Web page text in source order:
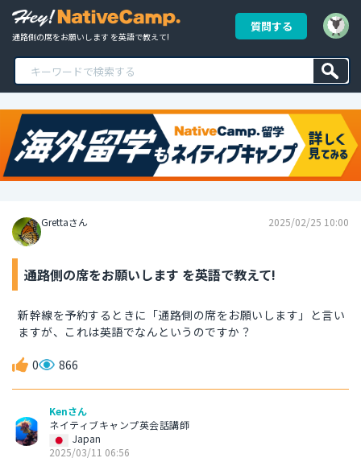
通路側の席をお願いします を英語で教えて!
質問する
Grettaさん 2025/02/25 10:00
通路側の席をお願いします を英語で教えて!
新幹線を予約するときに「通路側の席をお願いします」と言い
ますが、これは英語でなんというのですか？
0 866
Kenさん
ネイティブキャンプ英会話講師
Japan
2025/03/11 06:56